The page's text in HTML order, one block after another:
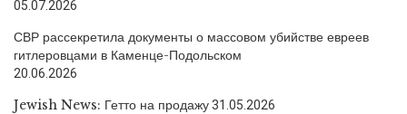
05.07.2026
СВР рассекретила документы о массовом убийстве евреев
гитлеровцами в Каменце-Подольском
20.06.2026
Jewish News: Гетто на продажу31.05.2026